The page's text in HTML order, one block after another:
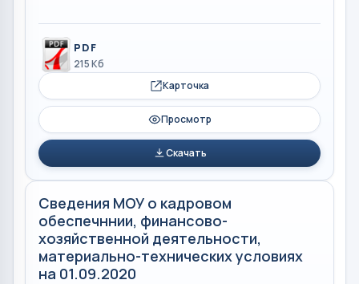
PDF
215 Кб
Карточка
Просмотр
Скачать
Сведения МОУ о кадровом
обеспечннии, финансово-
хозяйственной деятельности,
материально-технических условиях
на 01.09.2020